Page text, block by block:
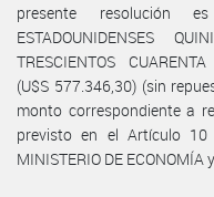
presente resolución
ESTADOUNIDENSES
TRESCIENTOS
(U$S 577.346,30) (sin
monto correspondiente a
previsto en el Artículo
MINISTERIO DE